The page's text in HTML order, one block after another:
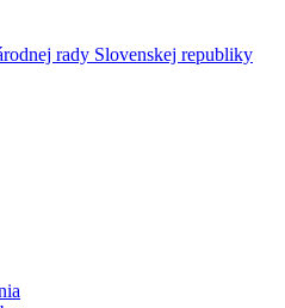
rady Slovenskej republiky